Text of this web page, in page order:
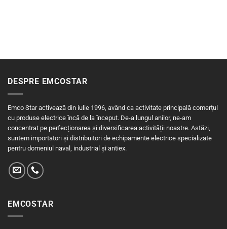
DESPRE EMCOSTAR
Emco Star activează din iulie 1996, având ca activitate principală comerțul
cu produse electrice încă de la început. De-a lungul anilor, ne-am
concentrat pe perfecționarea și diversificarea activității noastre. Astăzi,
suntem importatori și distribuitori de echipamente electrice specializate
pentru domeniul naval, industrial și antiex.
EMCOSTAR